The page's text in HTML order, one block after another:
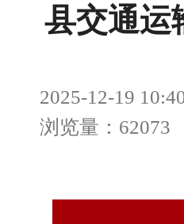
县交通运
2025-12-19
浏览量：62073